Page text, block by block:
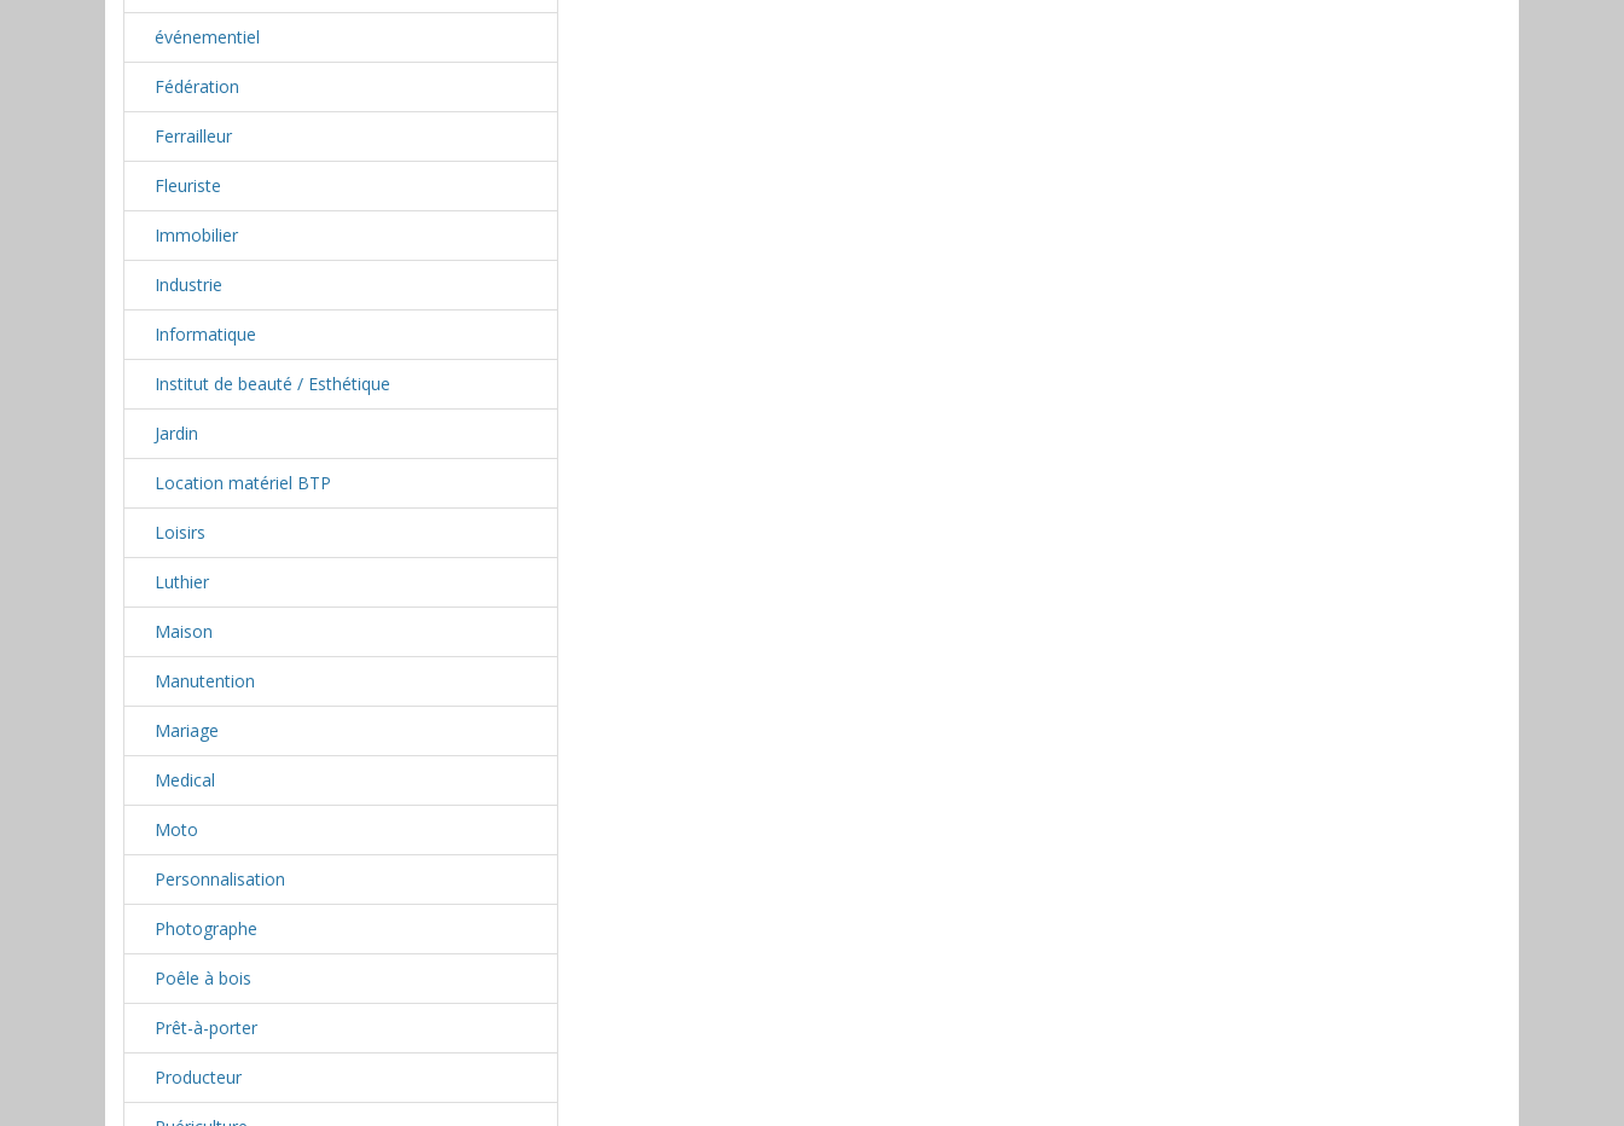
événementiel
Fédération
Ferrailleur
Fleuriste
Immobilier
Industrie
Informatique
Institut de beauté / Esthétique
Jardin
Location matériel BTP
Loisirs
Luthier
Maison
Manutention
Mariage
Medical
Moto
Personnalisation
Photographe
Poêle à bois
Prêt-à-porter
Producteur